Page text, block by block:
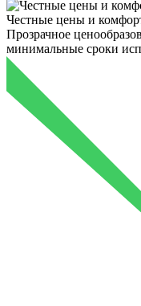
Честные цены и
Прозрачное
минимальные сроки